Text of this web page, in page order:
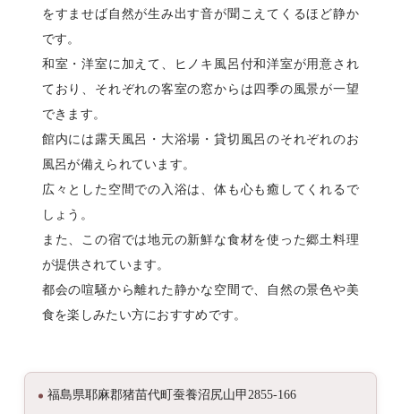
をすませば自然が生み出す音が聞こえてくるほど静か
です。
和室・洋室に加えて、ヒノキ風呂付和洋室が用意され
ており、それぞれの客室の窓からは四季の風景が一望
できます。
館内には露天風呂・大浴場・貸切風呂のそれぞれのお
風呂が備えられています。
広々とした空間での入浴は、体も心も癒してくれるで
しょう。
また、この宿では地元の新鮮な食材を使った郷土料理
が提供されています。
都会の喧騒から離れた静かな空間で、自然の景色や美
食を楽しみたい方におすすめです。
福島県耶麻郡猪苗代町蚕養沼尻山甲2855-166